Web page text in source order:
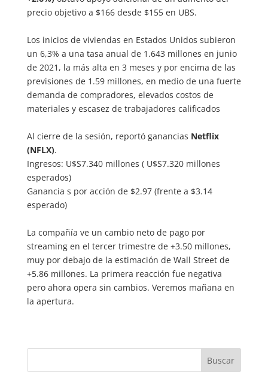
precio objetivo a $166 desde $155 en UBS.
Los inicios de viviendas en Estados Unidos subieron
un 6,3% a una tasa anual de 1.643 millones en junio
de 2021, la más alta en 3 meses y por encima de las
previsiones de 1.59 millones, en medio de una fuerte
demanda de compradores, elevados costos de
materiales y escasez de trabajadores calificados
Al cierre de la sesión, reportó ganancias Netflix
(NFLX).
Ingresos: U$S7.340 millones ( U$S7.320 millones
esperados)
Ganancia s por acción de $2.97 (frente a $3.14
esperado)
La compañía ve un cambio neto de pago por
streaming en el tercer trimestre de +3.50 millones,
muy por debajo de la estimación de Wall Street de
+5.86 millones. La primera reacción fue negativa
pero ahora opera sin cambios. Veremos mañana en
la apertura.